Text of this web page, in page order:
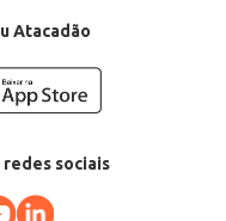
Atacadão
redes sociais